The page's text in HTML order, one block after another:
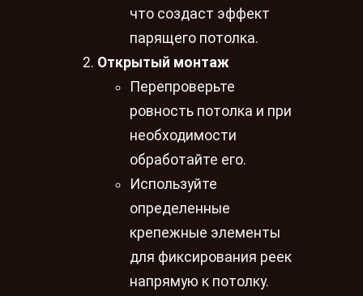
что создаст эффект
парящего потолка.
Открытый монтаж
Перепроверьте
ровность потолка и при
необходимости
обработайте его.
Используйте
определенные
крепежные элементы
для фиксирования реек
напрямую к потолку.